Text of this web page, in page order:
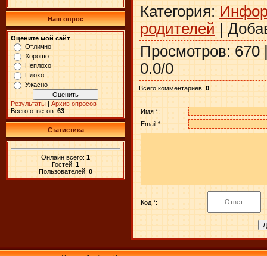
Наш опрос
Оцените мой сайт
Отлично
Хорошо
Неплохо
Плохо
Ужасно
Результаты | Архив опросов
Всего ответов: 63
Статистика
Онлайн всего: 1
Гостей: 1
Пользователей: 0
Категория:
родителей |
Просмотров: 670
0.0/0
Всего комментариев: 0
Имя *:
Email *:
Код *: